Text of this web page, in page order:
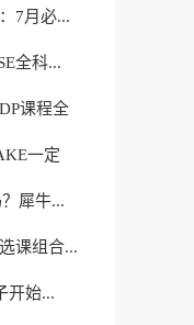
7月必...
全科...
课程全
一定
犀牛...
课组合...
开始...